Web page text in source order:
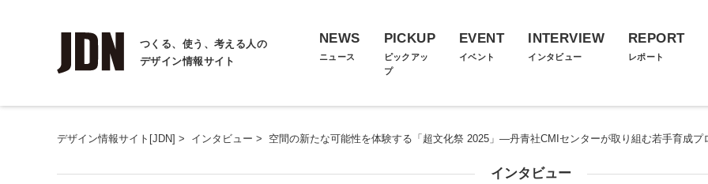
つくる、使う、考える人の
デザイン情報サイト
NEWS
ニュース
PICKUP
ピックアッ
プ
EVENT
イベント
INTERVIEW
インタビュー
REPORT
レポート
デザイン情報サイト[JDN] > インタビュー > 空間の新たな可能性を体験する「超文化祭 2025」―丹青社CMIセンターが取り組む若手育成プ
インタビュー